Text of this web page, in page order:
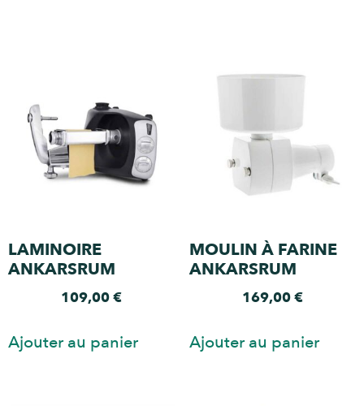
LAMINOIRE
ANKARSRUM
109,00€
Ajouter au panier
MOULIN À FARINE
ANKARSRUM
169,00€
Ajouter au panier